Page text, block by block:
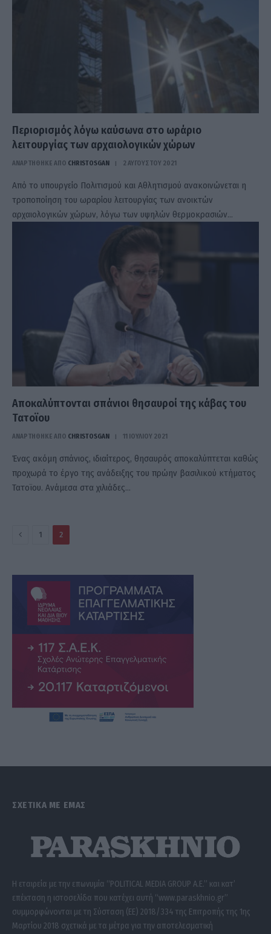
Περιορισμός λόγω καύσωνα στο ωράριο
λειτουργίας των αρχαιολογικών χώρων
ΑΝΑΡΤΗΘΗΚΕ ΑΠΟ CHRISTOSGAN 2 ΑΥΓΟΎΣΤΟΥ 2021
Από το υπουργείο Πολιτισμού και Αθλητισμού ανακοινώνεται η
τροποποίηση του ωραρίου λειτουργίας των ανοικτών
αρχαιολογικών χώρων, λόγω των υψηλών θερμοκρασιών…
Αποκαλύπτονται σπάνιοι θησαυροί της κάβας του
Τατοϊου
ΑΝΑΡΤΗΘΗΚΕ ΑΠΟ CHRISTOSGAN 11 ΙΟΥΛΊΟΥ 2021
Ένας ακόμη σπάνιος, ιδιαίτερος, θησαυρός αποκαλύπτεται καθώς
προχωρά το έργο της ανάδειξης του πρώην βασιλικού κτήματος
Τατοϊου. Ανάμεσα στα χιλιάδες…
Πίσω1 2
ΣΧΕΤΙΚΑ ΜΕ ΕΜΑΣ
Η εταιρεία με την επωνυμία “POLITICAL MEDIA GROUP A.E.” και κατ’
επέκταση η ιστοσελίδα που κατέχει αυτή “www.paraskhnio.gr”
συμμορφώνονται με τη Σύσταση (ΕΕ) 2018/334 της Επιτροπής της 1ης
Μαρτίου 2018 σχετικά με τα μέτρα για την αποτελεσματική